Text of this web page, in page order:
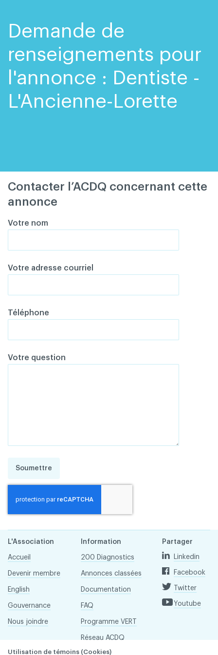
Demande de
renseignements pour
l'annonce : Dentiste -
L'Ancienne-Lorette
Contacter l’ACDQ concernant cette
annonce
Votre nom
Votre adresse courriel
Téléphone
Votre question
Soumettre
L'Association
Accueil
Devenir membre
English
Gouvernance
Nous joindre
Information
200 Diagnostics
Annonces classées
Documentation
FAQ
Programme VERT
Réseau ACDQ
Partager
Linkedin
Facebook
Twitter
Youtube
Utilisation de témoins (Cookies)